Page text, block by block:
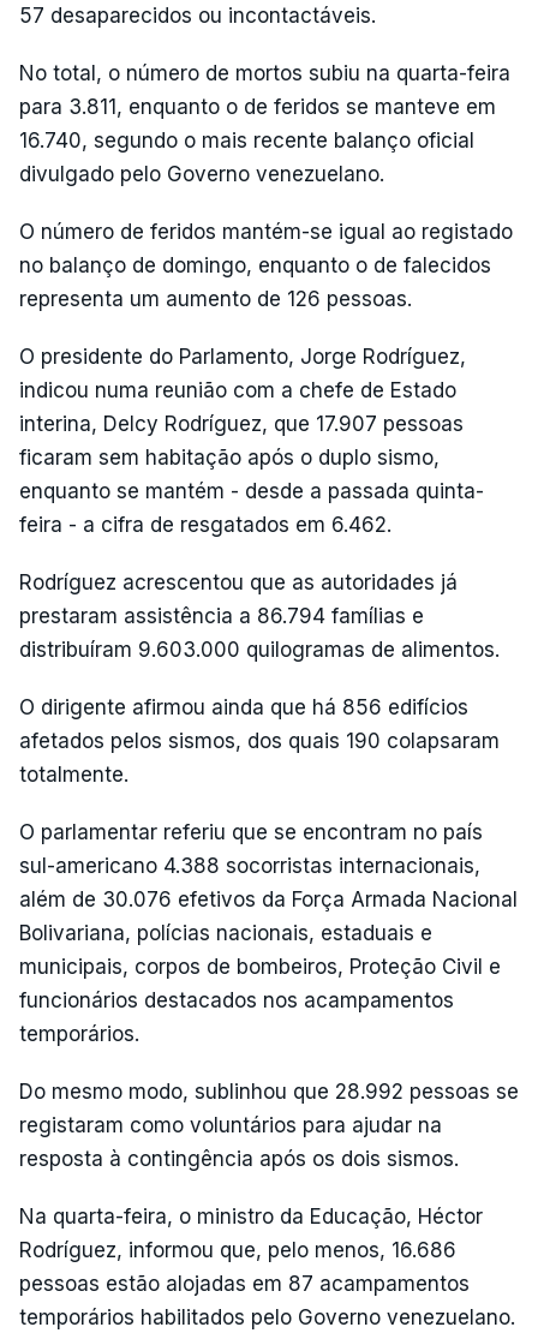
57 desaparecidos ou incontactáveis.
No total, o número de mortos subiu na quarta-feira
para 3.811, enquanto o de feridos se manteve em
16.740, segundo o mais recente balanço oficial
divulgado pelo Governo venezuelano.
O número de feridos mantém-se igual ao registado
no balanço de domingo, enquanto o de falecidos
representa um aumento de 126 pessoas.
O presidente do Parlamento, Jorge Rodríguez,
indicou numa reunião com a chefe de Estado
interina, Delcy Rodríguez, que 17.907 pessoas
ficaram sem habitação após o duplo sismo,
enquanto se mantém - desde a passada quinta-
feira - a cifra de resgatados em 6.462.
Rodríguez acrescentou que as autoridades já
prestaram assistência a 86.794 famílias e
distribuíram 9.603.000 quilogramas de alimentos.
O dirigente afirmou ainda que há 856 edifícios
afetados pelos sismos, dos quais 190 colapsaram
totalmente.
O parlamentar referiu que se encontram no país
sul-americano 4.388 socorristas internacionais,
além de 30.076 efetivos da Força Armada Nacional
Bolivariana, polícias nacionais, estaduais e
municipais, corpos de bombeiros, Proteção Civil e
funcionários destacados nos acampamentos
temporários.
Do mesmo modo, sublinhou que 28.992 pessoas se
registaram como voluntários para ajudar na
resposta à contingência após os dois sismos.
Na quarta-feira, o ministro da Educação, Héctor
Rodríguez, informou que, pelo menos, 16.686
pessoas estão alojadas em 87 acampamentos
temporários habilitados pelo Governo venezuelano.